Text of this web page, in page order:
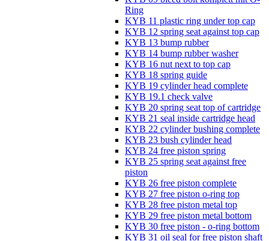
Ring
KYB 11 plastic ring under top cap
KYB 12 spring seat against top cap
KYB 13 bump rubber
KYB 14 bump rubber washer
KYB 16 nut next to top cap
KYB 18 spring guide
KYB 19 cylinder head complete
KYB 19.1 check valve
KYB 20 spring seat top of cartridge
KYB 21 seal inside cartridge head
KYB 22 cylinder bushing complete
KYB 23 bush cylinder head
KYB 24 free piston spring
KYB 25 spring seat against free
piston
KYB 26 free piston complete
KYB 27 free piston o-ring top
KYB 28 free piston metal top
KYB 29 free piston metal bottom
KYB 30 free piston - o-ring bottom
KYB 31 oil seal for free piston shaft